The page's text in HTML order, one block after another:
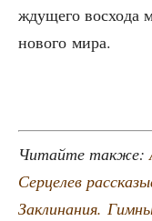
жду­ще­го вос­хо­да
ново­го мира.
Читай­те так­же:
Сер­це­лев
Закли­на­ния.